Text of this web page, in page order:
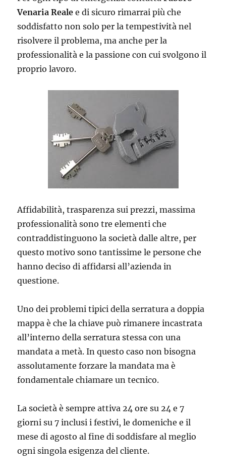
Venaria Reale e di sicuro rimarrai più che
soddisfatto non solo per la tempestività nel
risolvere il problema, ma anche per la
professionalità e la passione con cui svolgono il
proprio lavoro.
Affidabilità, trasparenza sui prezzi, massima
professionalità sono tre elementi che
contraddistinguono la società dalle altre, per
questo motivo sono tantissime le persone che
hanno deciso di affidarsi all’azienda in
questione.
Uno dei problemi tipici della serratura a doppia
mappa è che la chiave può rimanere incastrata
all’interno della serratura stessa con una
mandata a metà. In questo caso non bisogna
assolutamente forzare la mandata ma è
fondamentale chiamare un tecnico.
La società è sempre attiva 24 ore su 24 e 7
giorni su 7 inclusi i festivi, le domeniche e il
mese di agosto al fine di soddisfare al meglio
ogni singola esigenza del cliente.